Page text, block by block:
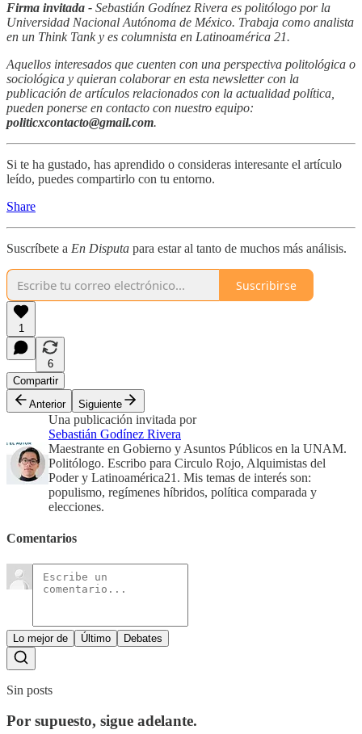
Firma invitada - Sebastián Godínez Rivera es politólogo por la
Universidad Nacional Autónoma de México. Trabaja como analista
en un Think Tank y es columnista en Latinoamérica 21.
Aquellos interesados que cuenten con una perspectiva politológica o
sociológica y quieran colaborar en esta newsletter con la
publicación de artículos relacionados con la actualidad política,
pueden ponerse en contacto con nuestro equipo:
politicxcontacto@gmail.com.
Si te ha gustado, has aprendido o consideras interesante el artículo
leído, puedes compartirlo con tu entorno.
Share
Suscríbete a En Disputa para estar al tanto de muchos más análisis.
Suscribirse
1
6
Compartir
Anterior
Siguiente
Una publicación invitada por
Sebastián Godínez Rivera
Maestrante en Gobierno y Asuntos Públicos en la UNAM.
Politólogo. Escribo para Circulo Rojo, Alquimistas del
Poder y Latinoamérica21. Mis temas de interés son:
populismo, regímenes híbridos, política comparada y
elecciones.
Comentarios
Lo mejor de Último Debates
Sin posts
Por supuesto, sigue adelante.